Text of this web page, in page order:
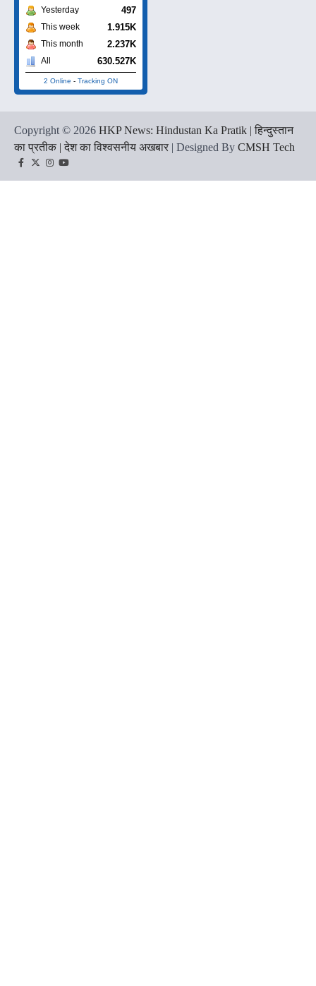
Yesterday 497
This week 1.915K
This month 2.237K
All 630.527K
2 Online - Tracking ON
Copyright © 2026 HKP News: Hindustan Ka Pratik | हिन्दुस्तान
का प्रतीक | देश का विश्वसनीय अखबार | Designed By CMSH Tech
Facebook
TwitterInstagram
YouTube